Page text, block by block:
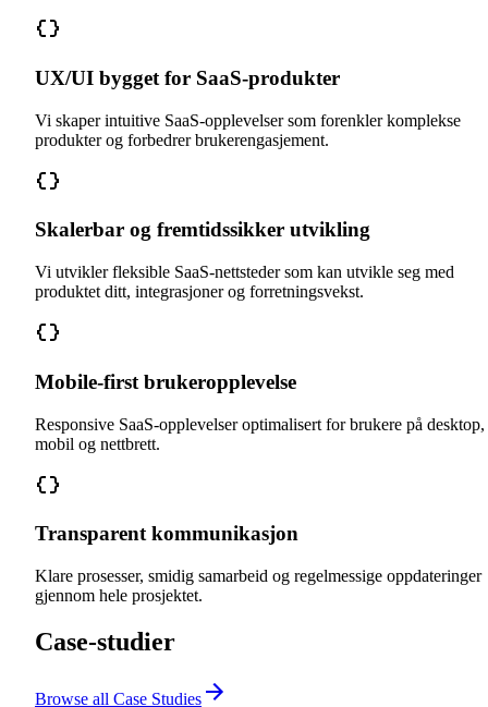
UX/UI bygget for SaaS-produkter
Vi skaper intuitive SaaS-opplevelser som forenkler komplekse
produkter og forbedrer brukerengasjement.
Skalerbar og fremtidssikker utvikling
Vi utvikler fleksible SaaS-nettsteder som kan utvikle seg med
produktet ditt, integrasjoner og forretningsvekst.
Mobile-first brukeropplevelse
Responsive SaaS-opplevelser optimalisert for brukere på desktop,
mobil og nettbrett.
Transparent kommunikasjon
Klare prosesser, smidig samarbeid og regelmessige oppdateringer
gjennom hele prosjektet.
Case-studier
Browse all Case Studies